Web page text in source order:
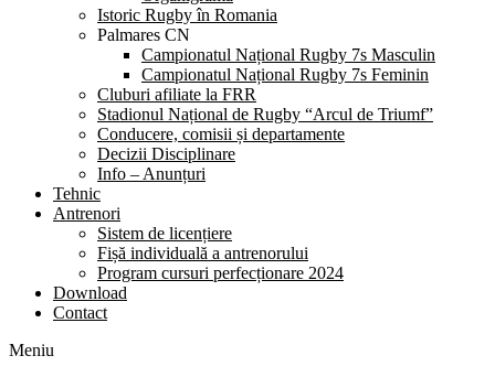
Istoric Rugby în Romania
Palmares CN
Campionatul Național Rugby 7s Masculin
Campionatul Național Rugby 7s Feminin
Cluburi afiliate la FRR
Stadionul Național de Rugby “Arcul de Triumf”
Conducere, comisii și departamente
Decizii Disciplinare
Info – Anunțuri
Tehnic
Antrenori
Sistem de licențiere
Fișă individuală a antrenorului
Program cursuri perfecționare 2024
Download
Contact
Meniu